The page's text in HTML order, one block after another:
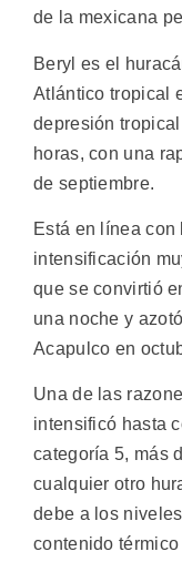
de la mexicana
Beryl es el
Atlántico tropical
depresión
horas, con una
de septiembre.
Está en línea
intensificación
que se convirtió
una noche y
Acapulco en
Una de las
intensificó hasta
categoría 5, más
cualquier otro
debe a los
contenido